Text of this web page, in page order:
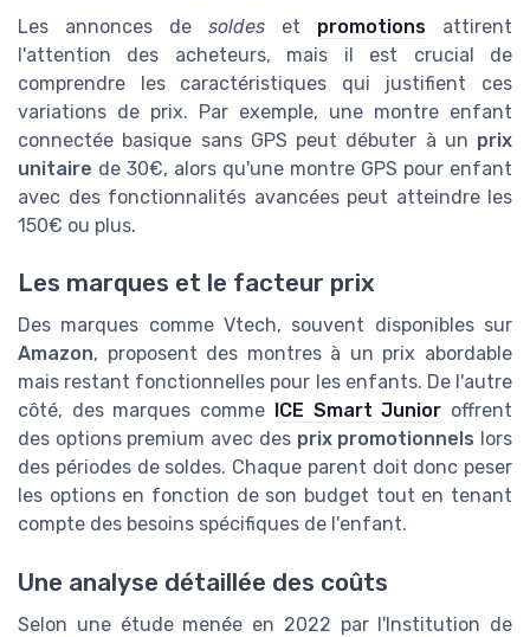
Les annonces de soldes et promotions attirent
l'attention des acheteurs, mais il est crucial de
comprendre les caractéristiques qui justifient ces
variations de prix. Par exemple, une montre enfant
connectée basique sans GPS peut débuter à un prix
unitaire de 30€, alors qu'une montre GPS pour enfant
avec des fonctionnalités avancées peut atteindre les
150€ ou plus.
Les marques et le facteur prix
Des marques comme Vtech, souvent disponibles sur
Amazon, proposent des montres à un prix abordable
mais restant fonctionnelles pour les enfants. De l'autre
côté, des marques comme
ICE Smart Junior offrent
des options premium avec des prix promotionnels lors
des périodes de soldes. Chaque parent doit donc peser
les options en fonction de son budget tout en tenant
compte des besoins spécifiques de l'enfant.
Une analyse détaillée des coûts
Selon une étude menée en 2022 par l'Institution de